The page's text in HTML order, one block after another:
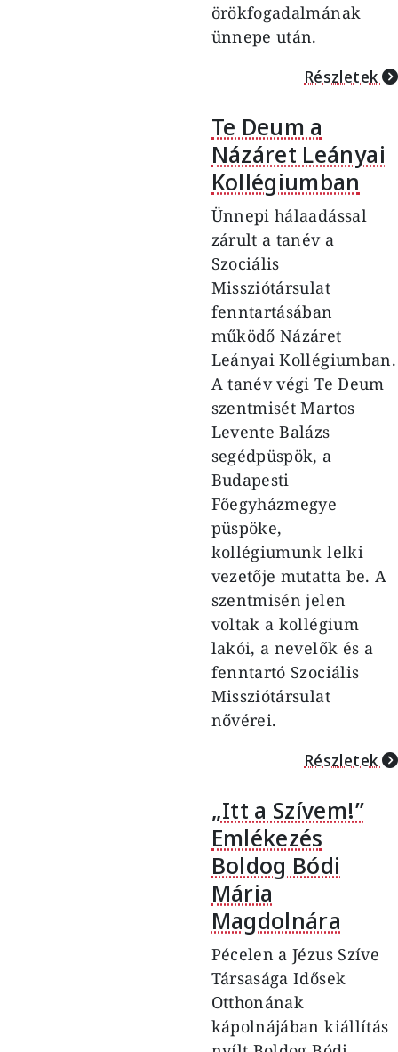
örökfogadalmának
ünnepe után.
Részletek
Te Deum a
Názáret Leányai
Kollégiumban
Ünnepi hálaadással
zárult a tanév a
Szociális
Missziótársulat
fenntartásában
működő Názáret
Leányai Kollégiumban.
A tanév végi Te Deum
szentmisét Martos
Levente Balázs
segédpüspök, a
Budapesti
Főegyházmegye
püspöke,
kollégiumunk lelki
vezetője mutatta be. A
szentmisén jelen
voltak a kollégium
lakói, a nevelők és a
fenntartó Szociális
Missziótársulat
nővérei.
Részletek
„Itt a Szívem!”
Emlékezés
Boldog Bódi
Mária
Magdolnára
Pécelen a Jézus Szíve
Társasága Idősek
Otthonának
kápolnájában kiállítás